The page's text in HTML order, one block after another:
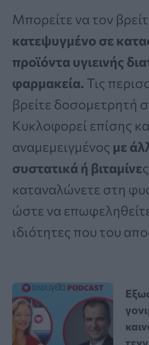
Μπορείτε να τον
κατεψυγμένο σε
προϊόντα υγιεινής
φαρμακεία. Τις
βρείτε δοσομετρητή
Κυκλοφορεί επίσης
αναμεμειγμένος με
συστατικά ή βιταμίνε
καταναλώνετε στη
ώστε να
ιδιότητες που του